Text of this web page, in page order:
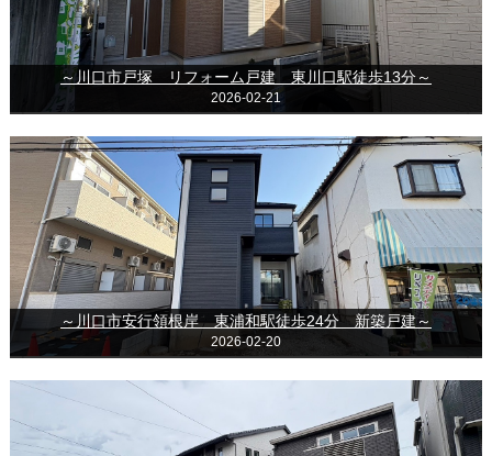
～川口市戸塚 リフォーム戸建 東川口駅徒歩13分～
2026-02-21
～川口市安行領根岸 東浦和駅徒歩24分 新築戸建～
2026-02-20